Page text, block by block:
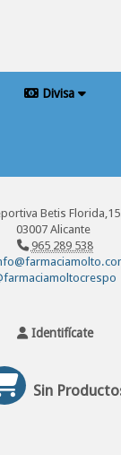
Divisa
Betis
03007 Alicante
965 289 538
Identifícate
Sin